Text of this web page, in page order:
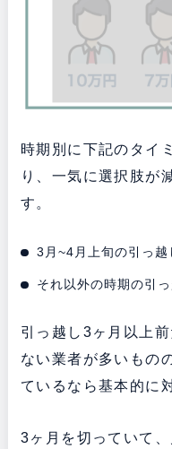
時期別に下記のタイ
り、一気に選択肢が
す。
3月~4月上旬の引っ越
それ以外の時期の引
引っ越し3ヶ月以上
ない業者が多いもの
ているなら基本的に
3ヶ月を切っていて